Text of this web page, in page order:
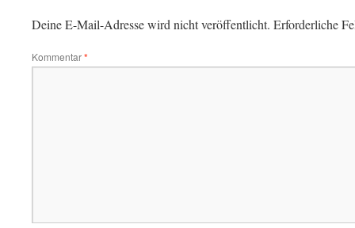
Deine E-Mail-Adresse wird nicht veröffentlicht. Erforderliche
Kommentar*